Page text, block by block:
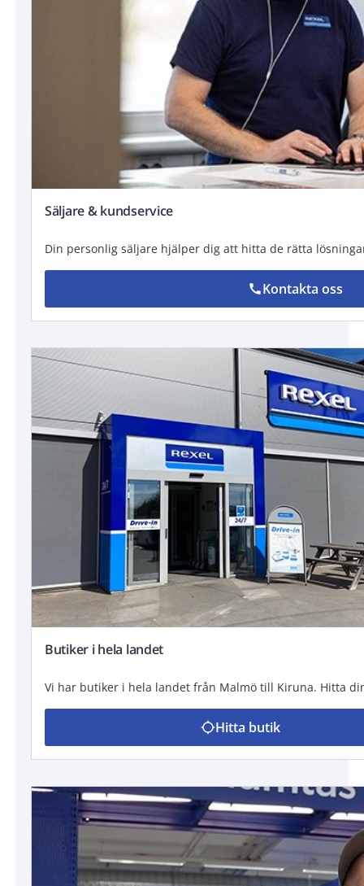
Säljare & kundservice
Din personlig säljare hjälper dig att hitta de rätta
callKontakta oss
Butiker i hela landet
Vi har butiker i hela landet från Malmö till Kiruna. Hitta
location_searchingHitta butik